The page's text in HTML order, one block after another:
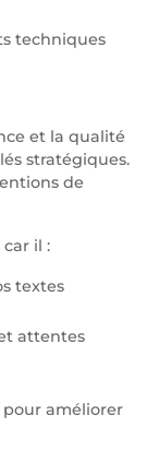
techniques
et la qualité
stratégiques.
de
il :
textes
attentes
pour améliorer